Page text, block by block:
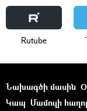
Rutube
Նախագծի մասին
Կապ Մամուլի